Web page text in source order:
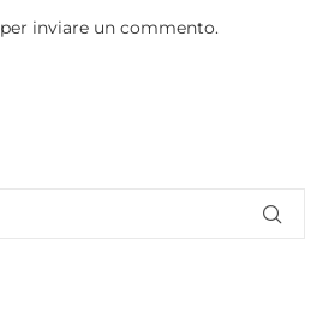
per inviare un commento.